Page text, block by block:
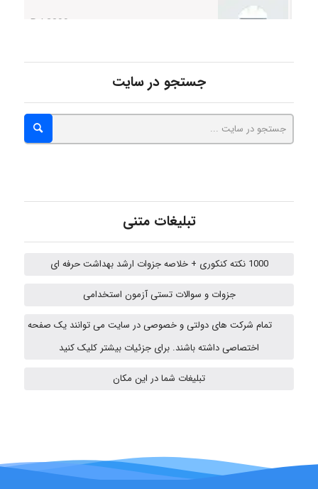
ABOALFZAL ZAREI
arman.m
Hasan haghparast
جستجو در سایت
تبلیغات متنی
1000 نکته کنکوری + خلاصه جزوات ارشد بهداشت حرفه ای
جزوات و سوالات تستی آزمون استخدامی
تمام شرکت های دولتی و خصوصی در سایت می توانند یک صفحه
اختصاصی داشته باشند. برای جزئیات بیشتر کلیک کنید
تبلیغات شما در این مکان